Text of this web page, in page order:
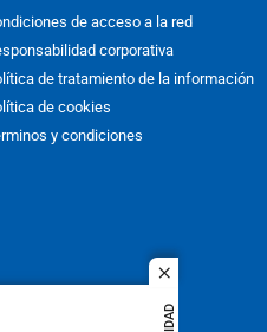
close
de acceso a la red
corporativa
de tratamiento de la información
de cookies
y condiciones